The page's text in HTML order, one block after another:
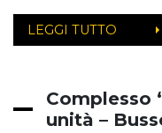
LEGGI TUTTO
Complesso
unità –